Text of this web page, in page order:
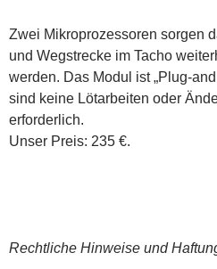
Zwei Mikroprozessoren sorgen
und Wegstrecke im Tacho
werden. Das Modul ist „Plug-
sind keine Lötarbeiten oder
erforderlich.
Unser Preis: 235 €.
Rechtliche Hinweise und